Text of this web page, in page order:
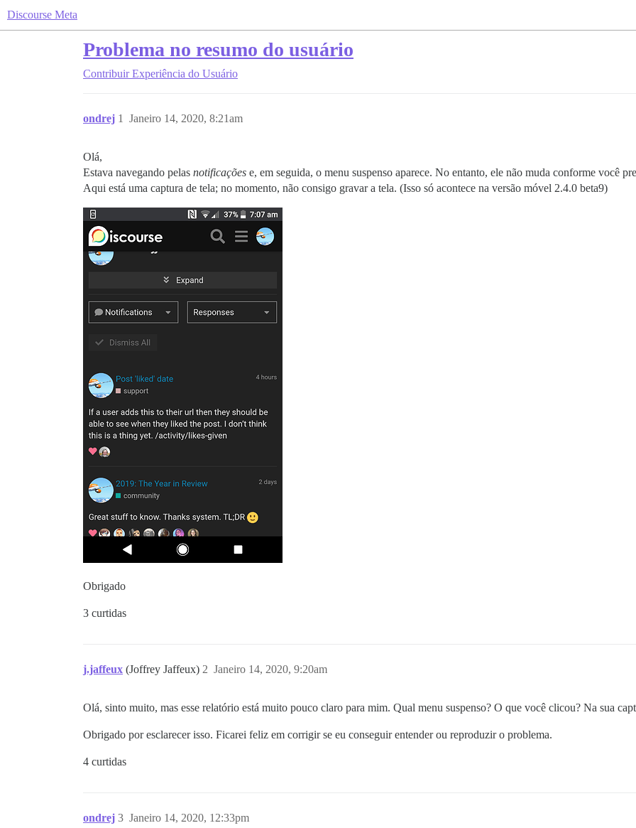
Discourse Meta
Problema no resumo do usuário
Contribuir Experiência do Usuário
ondrej Janeiro 14, 2020, 8:21am
1
Olá,
Estava navegando pelas notificações e, em seguida, o menu suspenso aparece. No entanto, ele não muda conforme você
Aqui está uma captura de tela; no momento, não consigo gravar a tela. (Isso só acontece na versão móvel 2.4.0 beta9)
Obrigado
3 curtidas
j.jaffeux (Joffrey Jaffeux) Janeiro 14, 2020, 9:20am
2
Olá, sinto muito, mas esse relatório está muito pouco claro para mim. Qual menu suspenso? O que você clicou? Na sua
Obrigado por esclarecer isso. Ficarei feliz em corrigir se eu conseguir entender ou reproduzir o problema.
4 curtidas
ondrej Janeiro 14, 2020, 12:33pm
3